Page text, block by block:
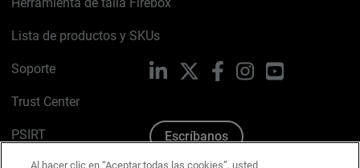
Lista de productos y SKUs
Soporte
Trust Center
PSIRT
LinkedIn FacebookInstagramYouTube
Escríbanos
Al hacer clic en “Aceptar todas las cookies”, usted